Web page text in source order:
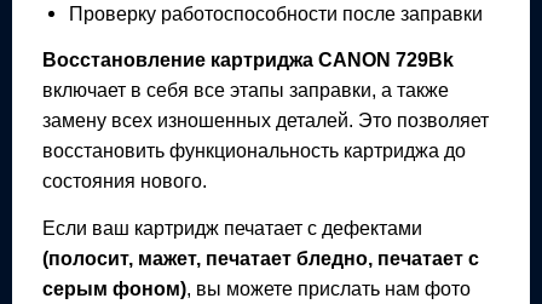
Проверку работоспособности после заправки
Восстановление картриджа CANON 729Bk
включает в себя все этапы заправки, а также
замену всех изношенных деталей. Это позволяет
восстановить функциональность картриджа до
состояния нового.
Если ваш картридж печатает с дефектами
(полосит, мажет, печатает бледно, печатает с
серым фоном), вы можете прислать нам фото